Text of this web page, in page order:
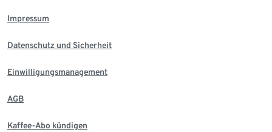
Impressum
Datenschutz und Sicherheit
Einwilligungsmanagement
AGB
Kaffee-Abo kündigen